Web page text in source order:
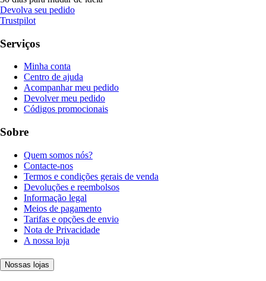
Devolva seu pedido
Trustpilot
Serviços
Minha conta
Centro de ajuda
Acompanhar meu pedido
Devolver meu pedido
Códigos promocionais
Sobre
Quem somos nós?
Contacte-nos
Termos e condições gerais de venda
Devoluções e reembolsos
Informação legal
Meios de pagamento
Tarifas e opções de envio
Nota de Privacidade
A nossa loja
Nossas lojas